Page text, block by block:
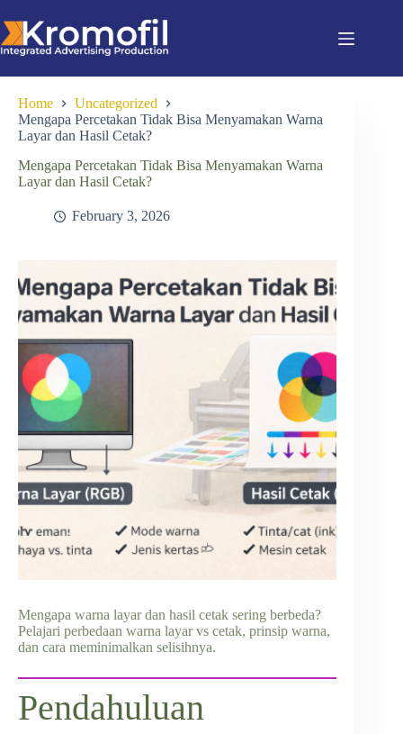
Home
Uncategorized
Mengapa Percetakan Tidak Bisa Menyamakan Warna
Layar dan Hasil Cetak?
Mengapa Percetakan Tidak Bisa Menyamakan Warna
Layar dan Hasil Cetak?
February 3, 2026
Mengapa warna layar dan hasil cetak sering berbeda?
Pelajari perbedaan warna layar vs cetak, prinsip warna,
dan cara meminimalkan selisihnya.
Pendahuluan